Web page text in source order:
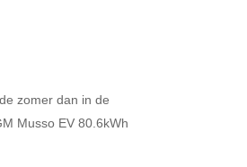
zomer dan in de
Musso EV 80.6kWh